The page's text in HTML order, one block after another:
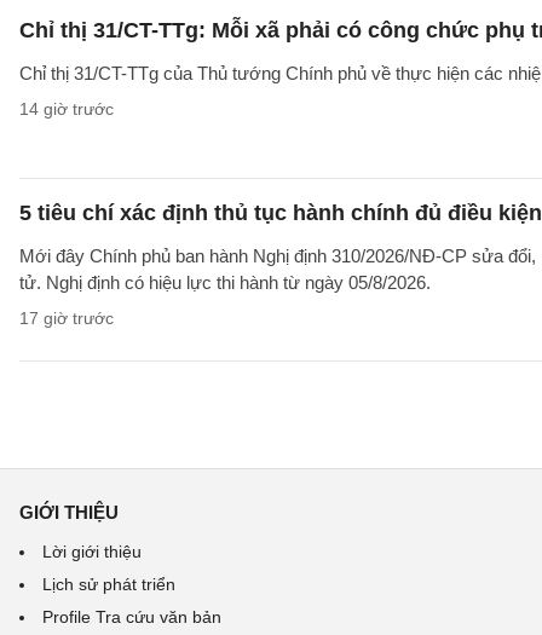
Chỉ thị 31/CT-TTg: Mỗi xã phải có công chức phụ
Chỉ thị 31/CT-TTg của Thủ tướng Chính phủ về thực hiện các
14 giờ trước
5 tiêu chí xác định thủ tục hành chính đủ điều
Mới đây Chính phủ ban hành Nghị định 310/2026/NĐ-CP sửa
tử. Nghị định có hiệu lực thi hành từ ngày 05/8/2026.
17 giờ trước
GIỚI THIỆU
Lời giới thiệu
Lịch sử phát triển
Profile Tra cứu văn bản